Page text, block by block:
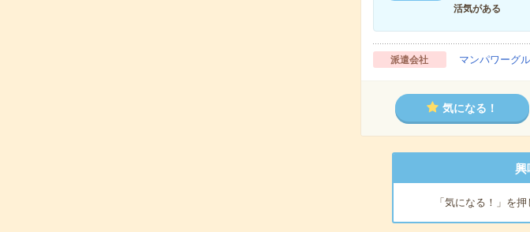
活気がある
派遣会社 マンパワーグ
気になる！
興
「気になる！」を